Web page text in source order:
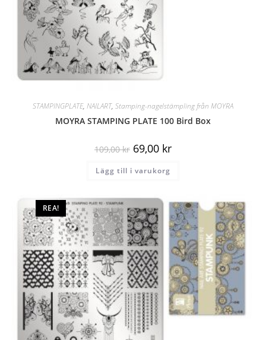
STAMPINGPLATE, NAILART, Stamping-nagelstämpling från MOYRA
MOYRA STAMPING PLATE 100 Bird Box
109,00kr 69,00 kr
Lägg till i varukorg
REA!